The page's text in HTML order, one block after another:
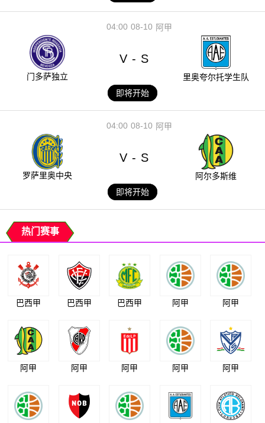
08-10
04:00 阿甲
门多萨独立
V - S
里奥夸尔托学生队
即将开始
08-10
04:00 阿甲
罗萨里奥中央
V - S
阿尔多斯维
即将开始
热门赛事
巴西甲 巴西甲 巴西甲 阿甲 阿甲
阿甲 阿甲 阿甲 阿甲 阿甲